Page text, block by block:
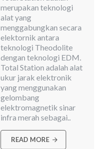
merupakan teknologi
alat yang
menggabungkan secara
elektornik antara
teknologi Theodolite
dengan teknologi EDM.
Total Station adalah alat
ukur jarak elektronik
yang menggunakan
gelombang
elektromagnetik sinar
infra merah sebagai..
READ MORE